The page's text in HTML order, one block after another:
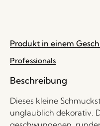
Produkt in einem
Professionals
Beschreibung
Dieses kleine
unglaublich dekorativ.